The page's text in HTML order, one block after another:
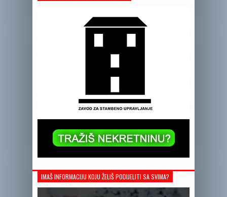
IMAŠ INFORMACIJU KOJU ŽELIŠ PODIJELITI SA SVIMA?